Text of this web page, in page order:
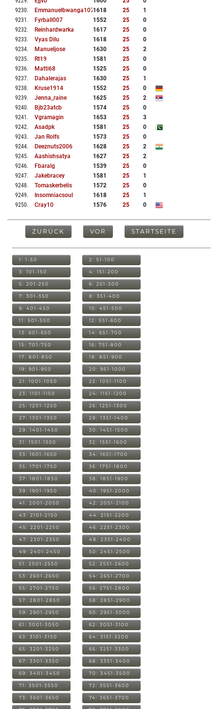
9230. Emmanuelbwanga10751618 25
1
9231 . Fyrball007 1552 25
0
9232. Reinhardwarka 1617 25
0
9233. Vyas Dilu 1618 25
0
9234. Manueljose 1630 25
2
9235. Rt19 1581 25
0
9236. Matti68 1525 25
0
9237. Dahalerajas 1630 25
1
9238. Kruse1914 1552 25
0
9239. Jenna_raine 1625 25
2
9240. Bjb23atcb 1574 25
0
9241 . Vgramagin 1653 25
3
9242. Asadpk 1581 25
0
9243. Jan Rolfs 1573 25
0
9244. Deeznuts2006 1628 25
2
9245. Aashishsatya 1627 25
2
9246. Fbaralg 1539 25
0
9247. Jakebracey 1581 25
1
9248. Tomaskerbelis 1572 25
0
9249. Insomniacsoul 1618 25
1
9250. Cray10 1576 25 0
ZURÜCK VOR STARTSEITE
1: 1-50 2: 51-100
3: 101-150 4: 151-200
5: 201-250 6: 251-300
7: 301-350 8: 351-400
9: 401-450 10: 451-500
11: 501-550 12: 551-600
13: 601-650 14: 651-700
15: 701-750 16: 751-800
17: 801-850 18: 851-900
19: 901-950 20: 951-1000
21: 1001-1050 22: 1051-1100
23: 1101-1150 24: 1151-1200
25: 1201-1250 26: 1251-1300
27: 1301-1350 28: 1351-1400
29: 1401-1450 30: 1451-1500
31: 1501-1550 32: 1551-1600
33: 1601-1650 34: 1651-1700
35: 1701-1750 36: 1751-1800
37: 1801-1850 38: 1851-1900
39: 1901-1950 40: 1951-2000
41: 2001-2050 42: 2051-2100
43: 2101-2150 44: 2151-2200
45: 2201-2250 46: 2251-2300
47: 2301-2350 48: 2351-2400
49: 2401-2450 50: 2451-2500
51: 2501-2550 52: 2551-2600
53: 2601-2650 54: 2651-2700
55: 2701-2750 56: 2751-2800
57: 2801-2850 58: 2851-2900
59: 2901-2950 60: 2951-3000
61: 3001-3050 62: 3051-3100
63: 3101-3150 64: 3151-3200
65: 3201-3250 66: 3251-3300
67: 3301-3350 68: 3351-3400
69: 3401-3450 70: 3451-3500
71: 3501-3550 72: 3551-3600
73: 3601-3650 74: 3651-3700